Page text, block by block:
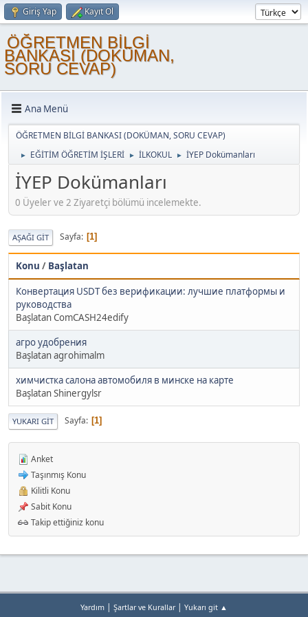
Giriş Yap Kayıt Ol
ÖĞRETMEN BİLGİ
BANKASI (DOKÜMAN,
SORU CEVAP)
Ana Menü
ÖĞRETMEN BİLGİ BANKASI (DOKÜMAN, SORU CEVAP)
► EĞİTİM ÖĞRETİM İŞLERİ ► İLKOKUL ► İYEP Dokümanları
İYEP Dokümanları
0 Üyeler ve 2 Ziyaretçi bölümü incelemekte.
AŞAĞI GIT Sayfa 1
Konu / Başlatan
Конвертация USDT без верификации: лучшие платформы и
руководства
Başlatan ComCASH24edify
агро удобрения
Başlatan agrohimalm
химчистка салона автомобиля в минске на карте
Başlatan Shinergylsr
YUKARI GIT Sayfa 1
Anket
Taşınmış Konu
Kilitli Konu
Sabit Konu
Takip ettiğiniz konu
Yardım | Şartlar ve Kurallar| Yukarı git ▲